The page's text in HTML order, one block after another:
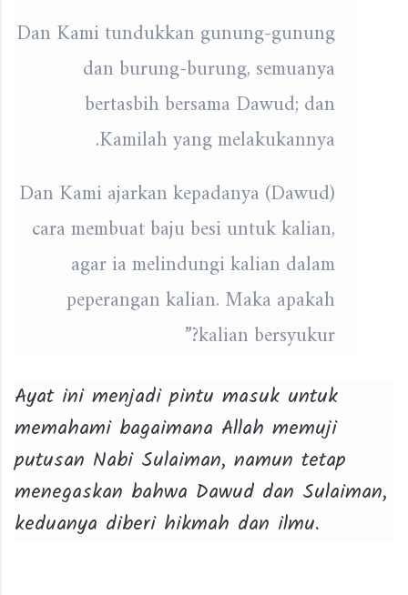
Dan Kami tundukkan gunung-gunung
dan burung-burung, semuanya
bertasbih bersama Dawud; dan
Kamilah yang melakukannya.
Dan Kami ajarkan kepadanya (Dawud)
cara membuat baju besi untuk kalian,
agar ia melindungi kalian dalam
peperangan kalian. Maka apakah
kalian bersyukur?”
Ayat ini menjadi pintu masuk untuk
memahami bagaimana Allah memuji
putusan Nabi Sulaiman, namun tetap
menegaskan bahwa Dawud dan Sulaiman,
keduanya diberi hikmah dan ilmu.